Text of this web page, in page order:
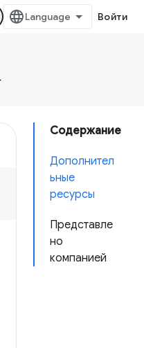
Войти
Содержание
Дополнител
ьные
ресурсы
Представле
но
компанией